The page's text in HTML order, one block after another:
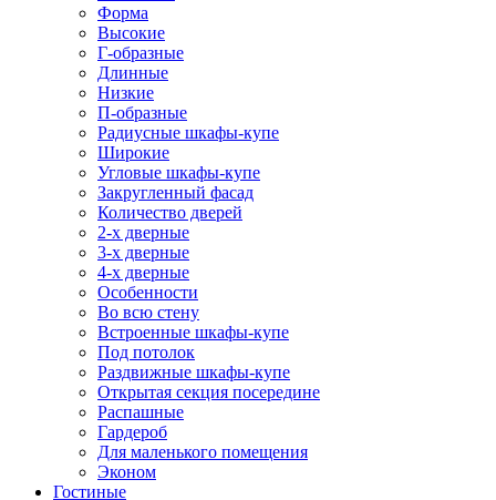
Форма
Высокие
Г-образные
Длинные
Низкие
П-образные
Радиусные шкафы-купе
Широкие
Угловые шкафы-купе
Закругленный фасад
Количество дверей
2-х дверные
3-х дверные
4-х дверные
Особенности
Во всю стену
Встроенные шкафы-купе
Под потолок
Раздвижные шкафы-купе
Открытая секция посередине
Распашные
Гардероб
Для маленького помещения
Эконом
Гостиные